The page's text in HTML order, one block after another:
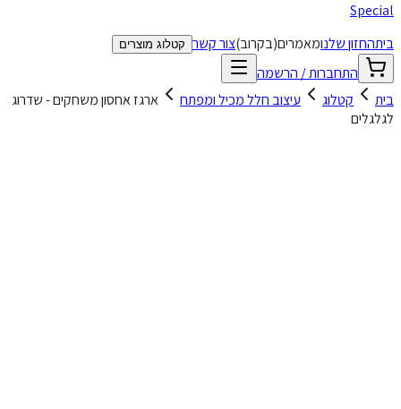
החזון שלנומאמרים(בקרוב)צור קשר קטלוג מוצרים
התחברות / הרשמה
קטלוג עיצוב חלל מכיל ומפתח
ארגז אחסון משחקים - שדרוג